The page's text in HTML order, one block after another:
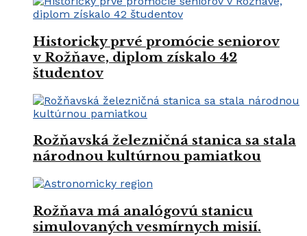
Historicky prvé promócie seniorov
v Rožňave, diplom získalo 42
študentov
Rožňavská železničná stanica sa stala
národnou kultúrnou pamiatkou
Rožňava má analógovú stanicu
simulovaných vesmírnych misií.